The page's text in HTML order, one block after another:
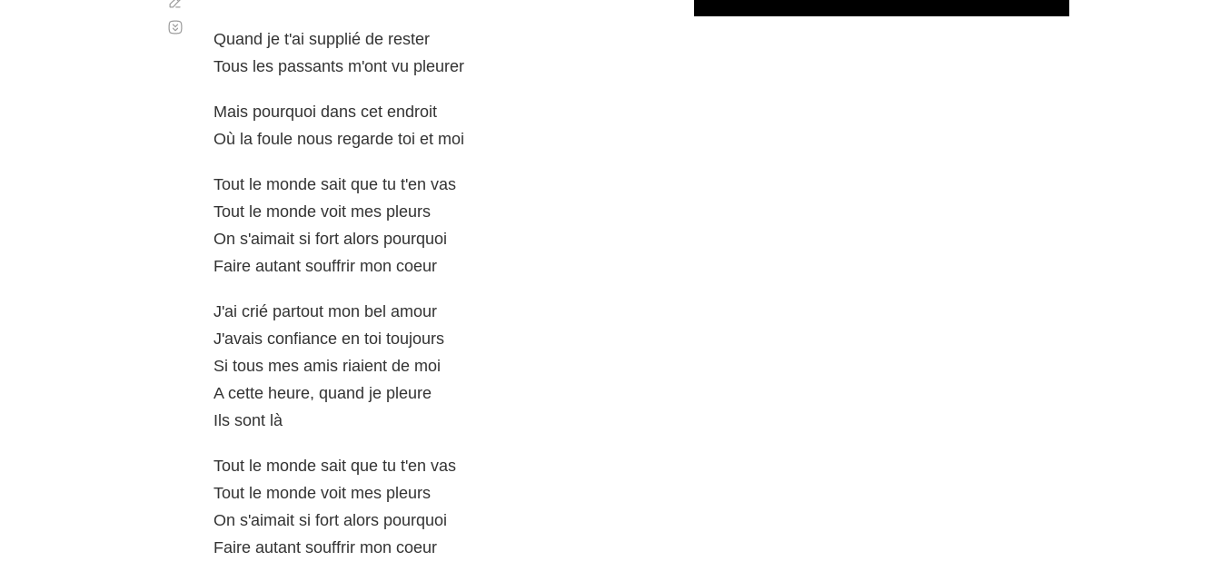
Quand je t'ai supplié de rester
Tous les passants m'ont vu pleurer
Mais pourquoi dans cet endroit
Où la foule nous regarde toi et moi
Tout le monde sait que tu t'en vas
Tout le monde voit mes pleurs
On s'aimait si fort alors pourquoi
Faire autant souffrir mon coeur
J'ai crié partout mon bel amour
J'avais confiance en toi toujours
Si tous mes amis riaient de moi
A cette heure, quand je pleure
Ils sont là
Tout le monde sait que tu t'en vas
Tout le monde voit mes pleurs
On s'aimait si fort alors pourquoi
Faire autant souffrir mon coeur
automático